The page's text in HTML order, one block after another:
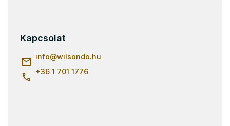
Kapcsolat
info@wilsondo.hu
+36 1 701 1776